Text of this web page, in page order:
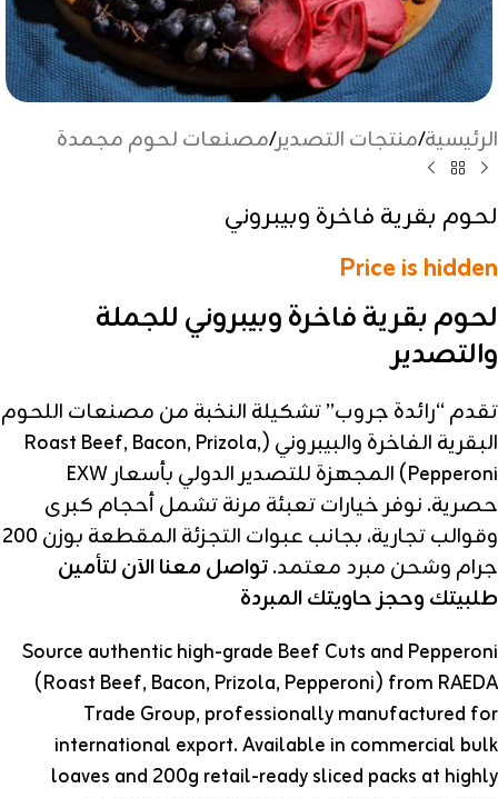
الرئيسية/منتجات التصدير/مصنعات لحوم مجمدة
لحوم بقرية فاخرة وبيبروني
Price is hidden
لحوم بقرية فاخرة وبيبروني للجملة
والتصدير
تقدم “رائدة جروب” تشكيلة النخبة من مصنعات اللحوم
البقرية الفاخرة والبيبروني (Roast Beef, Bacon, Prizola,
Pepperoni) المجهزة للتصدير الدولي بأسعار EXW
حصرية. نوفر خيارات تعبئة مرنة تشمل أحجام كبرى
وقوالب تجارية، بجانب عبوات التجزئة المقطعة بوزن 200
جرام وشحن مبرد معتمد.تواصل معنا الآن لتأمين
طلبيتك وحجز حاويتك المبردة
Source authentic high-grade Beef Cuts and Pepperoni
(Roast Beef, Bacon, Prizola, Pepperoni) from RAEDA
Trade Group, professionally manufactured for
international export. Available in commercial bulk
loaves and 200g retail-ready sliced packs at highly